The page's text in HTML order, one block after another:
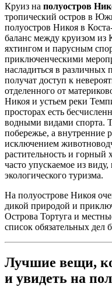
Круиз на полуостров
тропический остров в
полуостров Никоя в
баланс между круизом
яхтингом и парусным
приключенческими
насладиться в различных
получат доступ к
отделенного от
Никоя и устьем реки
просторах есть
водными видами спорта.
побережье, а внутренние
исключением
растительность и горный
часто упускаемое из
экологического туризма.
На полуострове Никоя
дикой природой и
Острова Тортуга и
список обязательных дел
Лучшие вещи,
и увидеть на